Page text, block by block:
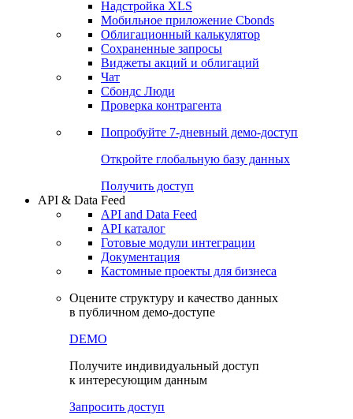
Получить доступ
Инструментарий
Портфель
Watchlist
Надстройка XLS
Мобильное приложение Cbonds
Облигационный калькулятор
Сохраненные запросы
Чат
Проверка контрагента
Попробуйте7-дневный
Откройте глобальную базу данных
Получить доступ
API & Data Feed
API and Data Feed
Готовые модули интеграции
Документация
в публичном демо-доступе